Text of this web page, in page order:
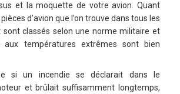
et la moquette de votre avion. Quant
d’avion que l’on trouve dans tous les
sont classés selon une norme militaire et
aux températures extrêmes sont bien
si un incendie se déclarait dans le
et brûlait suffisamment longtemps,